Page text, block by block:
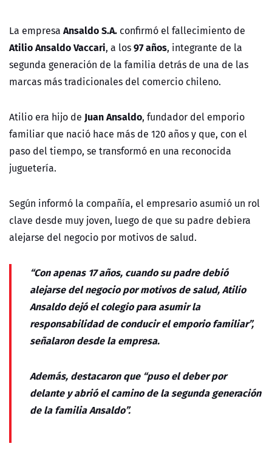
La empresa Ansaldo S.A. confirmó el fallecimiento de
Atilio Ansaldo Vaccari, a los97 años, integrante de la
segunda generación de la familia detrás de una de las
marcas más tradicionales del comercio chileno.
Atilio era hijo de Juan Ansaldo, fundador del emporio
familiar que nació hace más de 120 años y que, con el
paso del tiempo, se transformó en una reconocida
juguetería.
Según informó la compañía, el empresario asumió un rol
clave desde muy joven, luego de que su padre debiera
alejarse del negocio por motivos de salud.
“Con apenas 17 años, cuando su padre debió
alejarse del negocio por motivos de salud, Atilio
Ansaldo dejó el colegio para asumir la
responsabilidad de conducir el emporio familiar”,
señalaron desde la empresa.
Además, destacaron que “puso el deber por
delante y abrió el camino de la segunda generación
de la familia Ansaldo”.